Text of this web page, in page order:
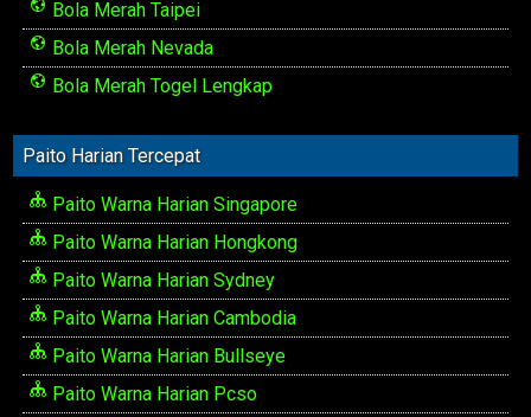
Bola Merah Taipei
Bola Merah Nevada
Bola Merah Togel Lengkap
Paito Harian Tercepat
Paito Warna Harian Singapore
Paito Warna Harian Hongkong
Paito Warna Harian Sydney
Paito Warna Harian Cambodia
Paito Warna Harian Bullseye
Paito Warna Harian Pcso